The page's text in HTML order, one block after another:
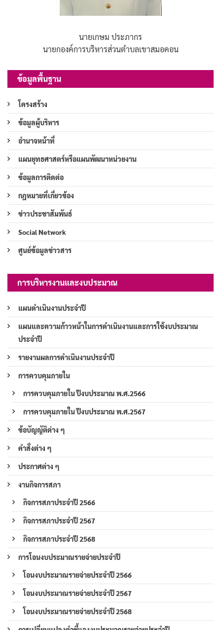
นายเกษม ประภากร
นายกองค์การบริหารส่วนตำบลเขาสมอคอน
ข้อมูลพื้นฐาน
โครงสร้าง
ข้อมูลผู้บริหาร
อำนาจหน้าที่
แผนยุทธศาสตร์หรือแผนพัฒนาหน่วยงาน
ข้อมูลการติดต่อ
กฎหมายที่เกี่ยวข้อง
ข่าวประชาสัมพันธ์
Social Network
ศูนย์ข้อมูลข่าวสาร
การบริหารงานและงบประมาณ
แผนดำเนินงานประจำปี
แผนและความก้าวหน้าในการดำเนินงานและการใช้งบประมาณ
ประจำปี
รายงานผลการดำเนินงานประจำปี
การควบคุมภายใน
การควบคุมภายใน ปีงบประมาณ พ.ศ.2566
การควบคุมภายใน ปีงบประมาณ พ.ศ.2567
ข้อบัญญัติต่าง ๆ
คำสั่งต่าง ๆ
ประกาศต่าง ๆ
งานกิจการสภา
กิจการสภาประจำปี 2566
กิจการสภาประจำปี 2567
กิจการสภาประจำปี 2568
การโอนงบประมาณรายจ่ายประจำปี
โอนงบประมาณรายจ่ายประจำปี 2566
โอนงบประมาณรายจ่ายประจำปี 2567
โอนงบประมาณรายจ่ายประจำปี 2568